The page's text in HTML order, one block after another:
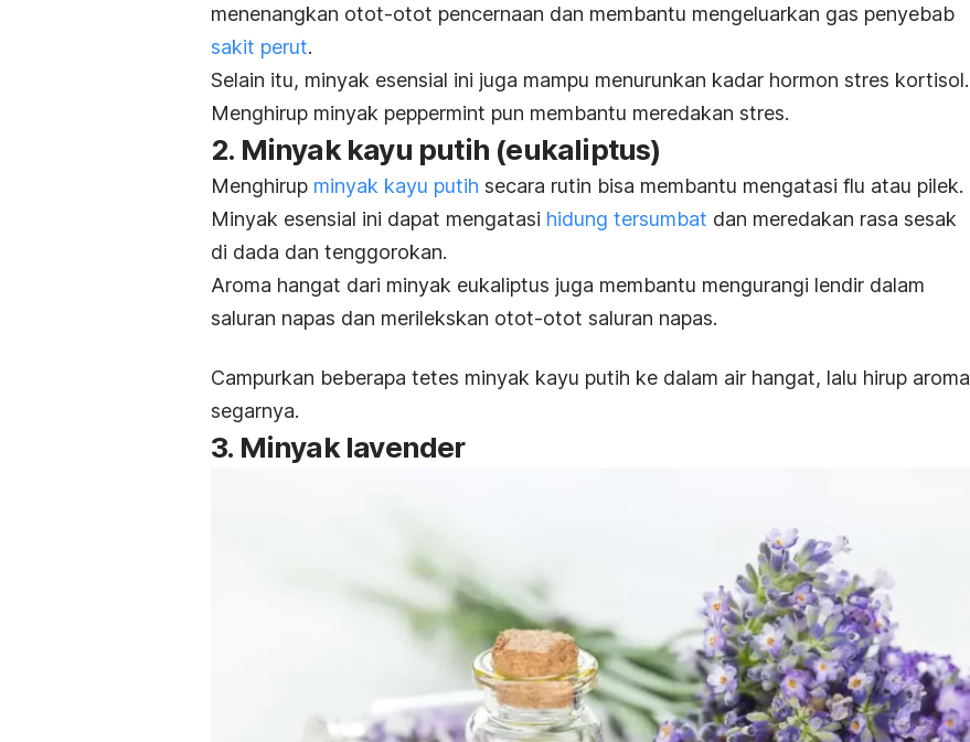
menenangkan otot-otot pencernaan dan membantu mengeluarkan gas penyebab
sakit perut.
Selain itu, minyak esensial ini juga mampu menurunkan kadar hormon stres kortisol.
Menghirup minyak peppermint pun membantu meredakan stres.
2. Minyak kayu putih (eukaliptus)
Menghirup minyak kayu putih secara rutin bisa membantu mengatasi flu atau pilek.
Minyak esensial ini dapat mengatasi hidung tersumbat dan meredakan rasa sesak
di dada dan tenggorokan.
Aroma hangat dari minyak eukaliptus juga membantu mengurangi lendir dalam
saluran napas dan merilekskan otot-otot saluran napas.
Campurkan beberapa tetes minyak kayu putih ke dalam air hangat, lalu hirup aroma
segarnya.
3. Minyak lavender